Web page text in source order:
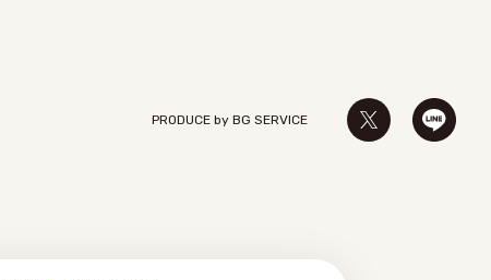
PRODUCE by ︎BG SERVICE